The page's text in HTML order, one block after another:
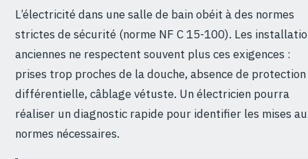
L’électricité dans une salle de bain obéit à des normes
strictes de sécurité (norme NF C 15-100). Les
anciennes ne respectent souvent plus ces exigences :
prises trop proches de la douche, absence de protection
différentielle, câblage vétuste. Un électricien pourra
réaliser un diagnostic rapide pour identifier les mises
normes nécessaires.